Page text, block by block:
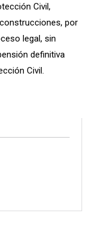
Civil,
por
legal, sin
definitiva
Civil.